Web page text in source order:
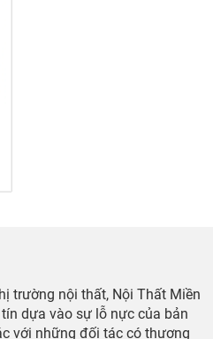
trường nội thất, Nội Thất Miền
dựa vào sự lỗ nực của bản
với những đối tác có thương